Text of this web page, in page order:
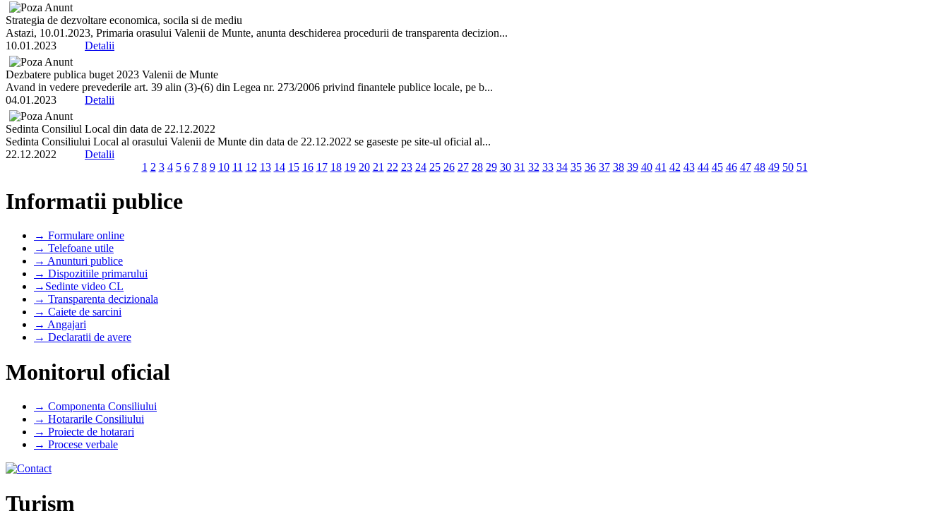
Strategia de dezvoltare economica, socila si de mediu
Astazi, 10.01.2023, Primaria orasului Valenii de Munte, anunta deschiderea procedurii de transparenta decizion...
10.01.2023 Detalii
Dezbatere publica buget 2023 Valenii de Munte
Avand in vedere prevederile art. 39 alin (3)-(6) din Legea nr. 273/2006 privind finantele publice locale, pe b...
04.01.2023 Detalii
Sedinta Consiliul Local din data de 22.12.2022
Sedinta Consiliului Local al orasului Valenii de Munte din data de 22.12.2022 se gaseste pe site-ul oficial al...
22.12.2022 Detalii
1 2 3 4 5 6 7 8 9 10 11 12 13 14 15 16 17 18 19 20 21 22 23 24 25 26 27 28 29 30 31 32 33 34 35 36 37 38 39 40 41 42 43 44 45 46 47 48 49 50 51
Informatii publice
→ Formulare online
→ Telefoane utile
→ Anunturi publice
→ Dispozitiile primarului
→Sedinte video CL
→ Transparenta decizionala
→ Caiete de sarcini
→ Angajari
→ Declaratii de avere
Monitorul oficial
→ Componenta Consiliului
→ Hotararile Consiliului
→ Proiecte de hotarari
→ Procese verbale
Turism